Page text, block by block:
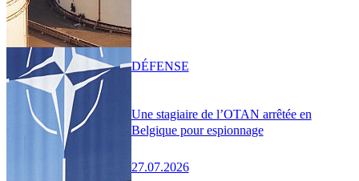
Une stagiaire de l’OTAN arrêtée en
Belgique pour espionnage
27.07.2026
DÉFENSE